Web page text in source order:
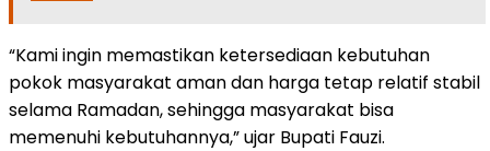
“Kami ingin memastikan ketersediaan kebutuhan
pokok masyarakat aman dan harga tetap relatif stabil
selama Ramadan, sehingga masyarakat bisa
memenuhi kebutuhannya,” ujar Bupati Fauzi.